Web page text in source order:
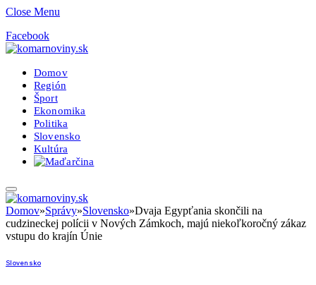
Close Menu
Facebook
Domov
Región
Šport
Ekonomika
Politika
Slovensko
Kultúra
Domov»Správy»Slovensko»Dvaja Egypťania skončili na
cudzineckej polícii v Nových Zámkoch, majú niekoľkoročný zákaz
vstupu do krajín Únie
Slovensko